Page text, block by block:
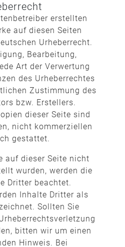
erstellten
auf diesen Seiten
Urheberrecht.
Bearbeitung,
Art der Verwertung
des Urheberrechtes
Zustimmung des
bzw. Erstellers.
dieser Seite sind
nicht kommerziellen
gestattet.
auf dieser Seite nicht
wurden, werden die
Dritter beachtet.
Inhalte Dritter als
Sollten Sie
bitten wir um einen
Hinweis. Bei